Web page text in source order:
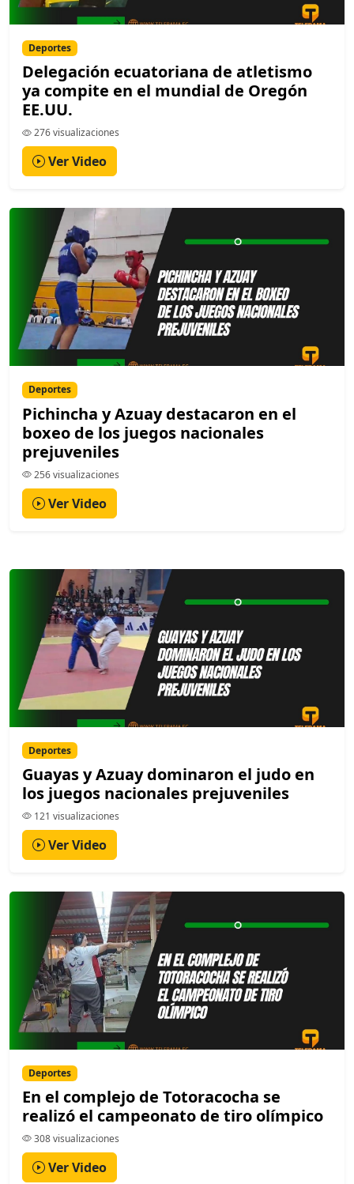
Deportes
Delegación ecuatoriana de atletismo
ya compite en el mundial de Oregón
EE.UU.
276 visualizaciones
Ver Video
Deportes
Pichincha y Azuay destacaron en el
boxeo de los juegos nacionales
prejuveniles
256 visualizaciones
Ver Video
Deportes
Guayas y Azuay dominaron el judo en
los juegos nacionales prejuveniles
121 visualizaciones
Ver Video
Deportes
En el complejo de Totoracocha se
realizó el campeonato de tiro olímpico
308 visualizaciones
Ver Video